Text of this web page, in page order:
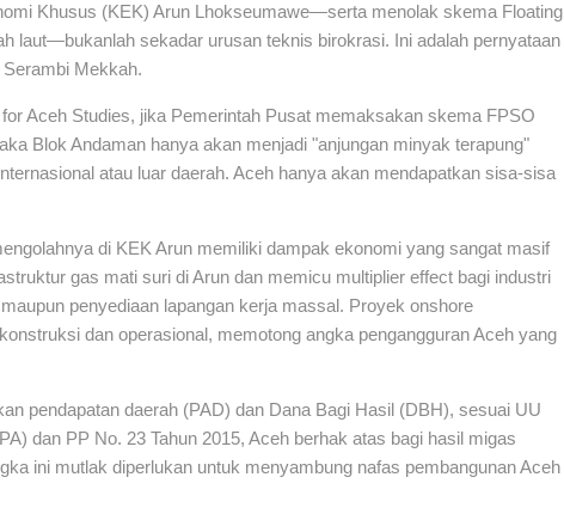
Khusus (KEK) Arun Lhokseumawe—serta menolak skema Floating
laut—bukanlah sekadar urusan teknis birokrasi. Ini adalah pernyataan
Mekkah.
Aceh Studies, jika Pemerintah Pusat memaksakan skema FPSO
Blok Andaman hanya akan menjadi "anjungan minyak terapung"
atau luar daerah. Aceh hanya akan mendapatkan sisa-sisa
di KEK Arun memiliki dampak ekonomi yang sangat masif
gas mati suri di Arun dan memicu multiplier effect bagi industri
penyediaan lapangan kerja massal. Proyek onshore
dan operasional, memotong angka pengangguran Aceh yang
pendapatan daerah (PAD) dan Dana Bagi Hasil (DBH), sesuai UU
dan PP No. 23 Tahun 2015, Aceh berhak atas bagi hasil migas
ini mutlak diperlukan untuk menyambung nafas pembangunan Aceh